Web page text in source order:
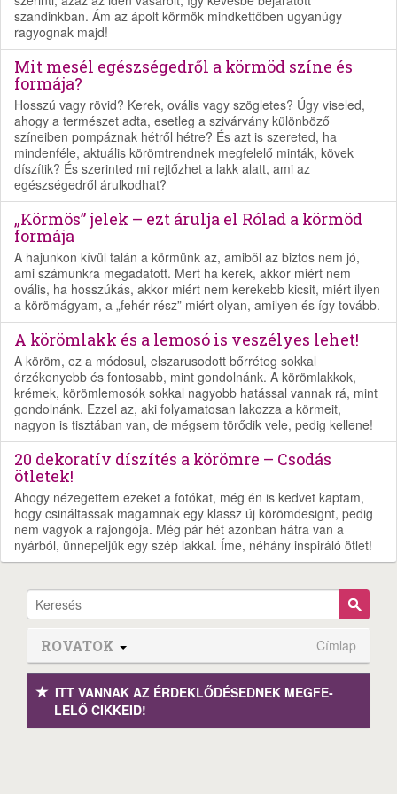
szandinkban. Ám az ápolt körmök mindkettőben ugyanúgy
ragyognak majd!
Mit mesél egészségedről a körmöd színe és
formája?
Hosszú vagy rövid? Kerek, ovális vagy szögletes? Úgy viseled,
ahogy a természet adta, esetleg a szivárvány különböző
színeiben pompáznak hétről hétre? És azt is szereted, ha
mindenféle, aktuális körömtrendnek megfelelő minták, kövek
díszítik? És szerinted mi rejtőzhet a lakk alatt, ami az
egészségedről árulkodhat?
„Körmös” jelek – ezt árulja el Rólad a körmöd
formája
A hajunkon kívül talán a körmünk az, amiből az biztos nem jó,
ami számunkra megadatott. Mert ha kerek, akkor miért nem
ovális, ha hosszúkás, akkor miért nem kerekebb kicsit, miért ilyen
a körömágyam, a „fehér rész” miért olyan, amilyen és így tovább.
A körömlakk és a lemosó is veszélyes lehet!
A köröm, ez a módosul, elszarusodott bőrréteg sokkal
érzékenyebb és fontosabb, mint gondolnánk. A körömlakkok,
krémek, körömlemosók sokkal nagyobb hatással vannak rá, mint
gondolnánk. Ezzel az, aki folyamatosan lakozza a körmeit,
nagyon is tisztában van, de mégsem törődik vele, pedig kellene!
20 dekoratív díszítés a körömre – Csodás
ötletek!
Ahogy nézegettem ezeket a fotókat, még én is kedvet kaptam,
hogy csináltassak magamnak egy klassz új körömdesignt, pedig
nem vagyok a rajongója. Még pár hét azonban hátra van a
nyárból, ünnepeljük egy szép lakkal. Íme, néhány inspiráló ötlet!
ROVATOK Címlap
ITT VANNAK AZ ÉRDEK­LŐDÉ­SEDNEK MEGFE­
LELŐ CIKKEID!